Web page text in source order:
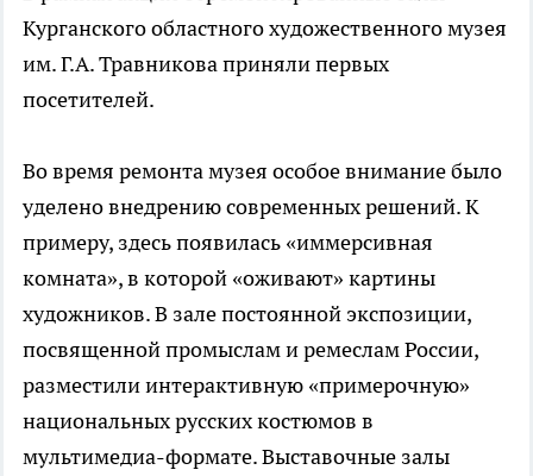
Курганского областного художественного музея
им. Г.А. Травникова приняли первых
посетителей.
Во время ремонта музея особое внимание было
уделено внедрению современных решений. К
примеру, здесь появилась «иммерсивная
комната», в которой «оживают» картины
художников. В зале постоянной экспозиции,
посвященной промыслам и ремеслам России,
разместили интерактивную «примерочную»
национальных русских костюмов в
мультимедиа-формате. Выставочные залы